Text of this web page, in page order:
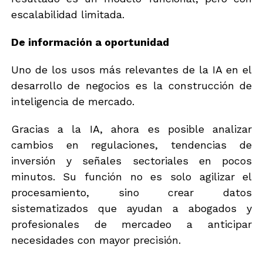
escalabilidad limitada.
De información a oportunidad
Uno de los usos más relevantes de la IA en el
desarrollo de negocios es la construcción de
inteligencia de mercado.
Gracias a la IA, ahora es posible analizar
cambios en regulaciones, tendencias de
inversión y señales sectoriales en pocos
minutos. Su función no es solo agilizar el
procesamiento, sino crear datos
sistematizados que ayudan a abogados y
profesionales de mercadeo a anticipar
necesidades con mayor precisión.